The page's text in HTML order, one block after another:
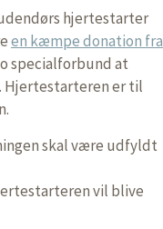
hjertestarter
en kæmpe donation fra
specialforbund at
Hjertestarteren er til
skal være udfyldt
vil blive